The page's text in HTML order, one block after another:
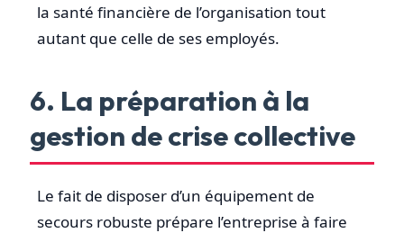
la santé financière de l’organisation tout
autant que celle de ses employés.
6. La préparation à la
gestion de crise collective
Le fait de disposer d’un équipement de
secours robuste prépare l’entreprise à faire